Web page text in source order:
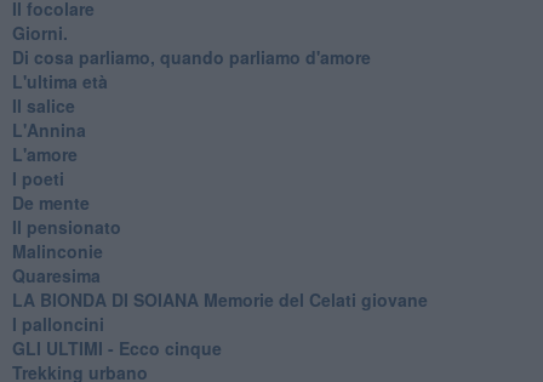
Il focolare
Giorni.
Di cosa parliamo, quando parliamo d'amore
L'ultima età
Il salice
L'Annina
L'amore
I poeti
De mente
Il pensionato
Malinconie
Quaresima
LA BIONDA DI SOIANA Memorie del Celati giovane
I palloncini
GLI ULTIMI - Ecco cinque
Trekking urbano